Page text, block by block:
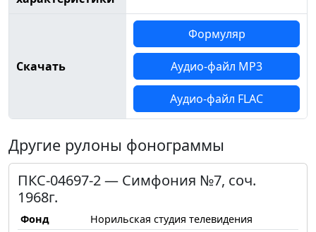
Скачать
Формуляр
Аудио-файл MP3
Аудио-файл FLAC
Другие рулоны фонограммы
ПКС-04697-2 — Симфония №7, соч.
1968г.
Фонд
Норильская студия телевидения